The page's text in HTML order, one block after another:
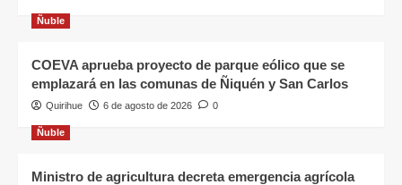
Ñuble
COEVA aprueba proyecto de parque eólico que se
emplazará en las comunas de Ñiquén y San Carlos
Quirihue 6 de agosto de 2026 0
Ñuble
Ministro de agricultura decreta emergencia agrícola